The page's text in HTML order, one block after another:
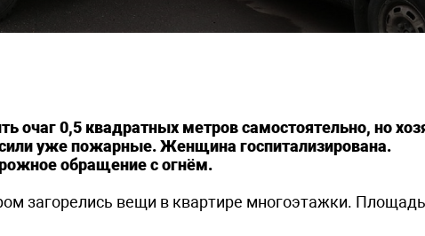
очаг 0,5 квадратных метров самостоятельно, но
уже пожарные. Женщина госпитализирована.
обращение с огнём.
загорелись вещи в квартире многоэтажки.